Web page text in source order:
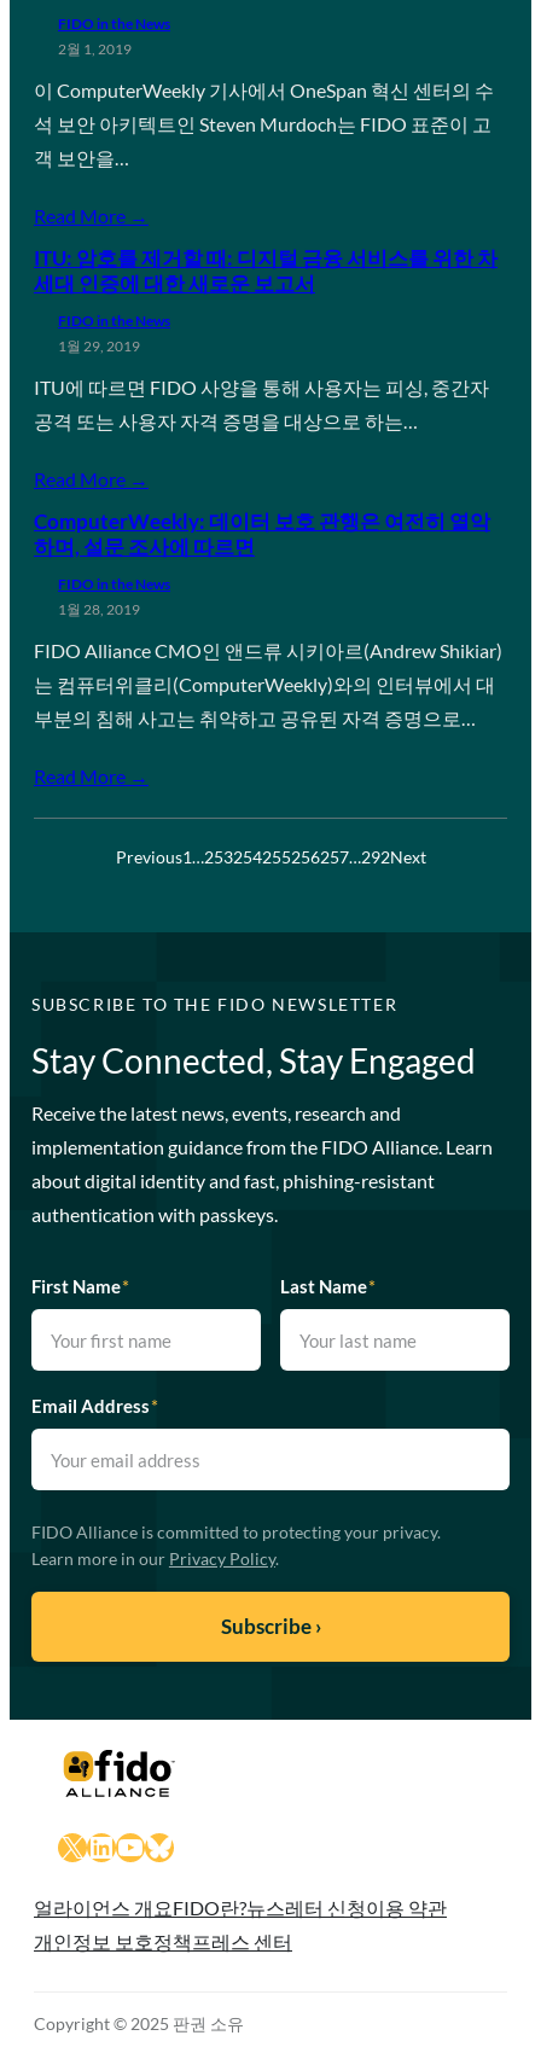
FIDO in the News
2월 1, 2019
이 ComputerWeekly 기사에서 OneSpan 혁신 센터의 수
석 보안 아키텍트인 Steven Murdoch는 FIDO 표준이 고
객 보안을…
Read More →
ITU: 암호를 제거할 때: 디지털 금융 서비스를 위한 차
세대 인증에 대한 새로운 보고서
FIDO in the News
1월 29, 2019
ITU에 따르면 FIDO 사양을 통해 사용자는 피싱, 중간자
공격 또는 사용자 자격 증명을 대상으로 하는…
Read More →
ComputerWeekly: 데이터 보호 관행은 여전히 열악
하며, 설문 조사에 따르면
FIDO in the News
1월 28, 2019
FIDO Alliance CMO인 앤드류 시키아르(Andrew Shikiar)
는 컴퓨터위클리(ComputerWeekly)와의 인터뷰에서 대
부분의 침해 사고는 취약하고 공유된 자격 증명으로…
Read More →
Previous1…253254255256257…292Next
SUBSCRIBE TO THE FIDO NEWSLETTER
Stay Connected, Stay Engaged
Receive the latest news, events, research and
implementation guidance from the FIDO Alliance. Learn
about digital identity and fast, phishing-resistant
authentication with passkeys.
First Name* Last Name*
Email Address*
FIDO Alliance is committed to protecting your privacy.
Learn more in our Privacy Policy.
X LinkedIn
YouTube
Bluesky
얼라이언스 개요FIDO란?뉴스레터 신청이용 약관
개인정보 보호정책 프레스 센터
Copyright © 2025 판권 소유